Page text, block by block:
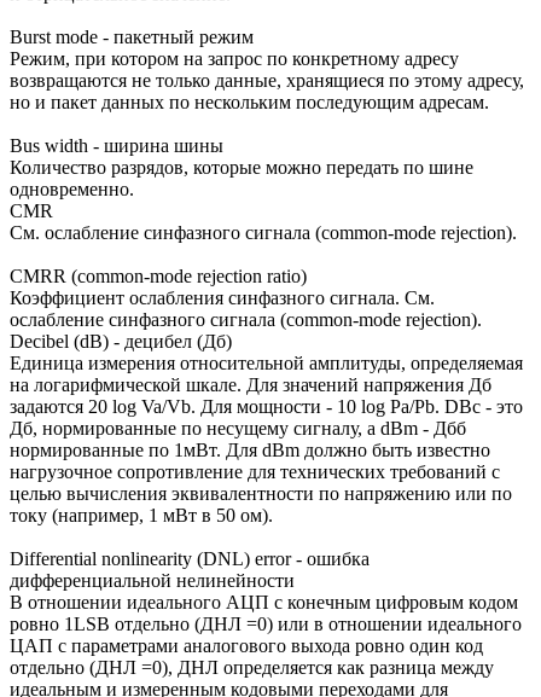
Burst mode - пакетный режим
Режим, при котором на запрос по конкретному адресу
возвращаются не только данные, хранящиеся по этому адресу,
но и пакет данных по нескольким последующим адресам.
Bus width - ширина шины
Количество разрядов, которые можно передать по шине
одновременно.
CMR
См. ослабление синфазного сигнала (common-mode rejection).
CMRR (common-mode rejection ratio)
Коэффициент ослабления синфазного сигнала. См.
ослабление синфазного сигнала (common-mode rejection).
Decibel (dB) - децибел (Дб)
Единица измерения относительной амплитуды, определяемая
на логарифмической шкале. Для значений напряжения Дб
задаются 20 log Va/Vb. Для мощности - 10 log Pa/Pb. DBc - это
Дб, нормированные по несущему сигналу, а dBm - Дбб
нормированные по 1мВт. Для dBm должно быть известно
нагрузочное сопротивление для технических требований с
целью вычисления эквивалентности по напряжению или по
току (например, 1 мВт в 50 ом).
Differential nonlinearity (DNL) error - ошибка
дифференциальной нелинейности
В отношении идеального АЦП с конечным цифровым кодом
ровно 1LSB отдельно (ДНЛ =0) или в отношении идеального
ЦАП с параметрами аналогового выхода ровно один код
отдельно (ДНЛ =0), ДНЛ определяется как разница между
идеальным и измеренным кодовыми переходами для